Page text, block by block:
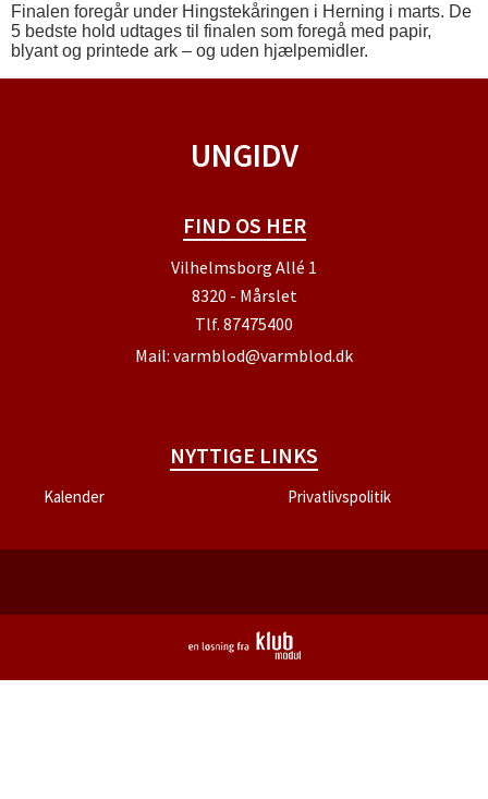
Finalen foregår under Hingstekåringen i Herning i marts. De
5 bedste hold udtages til finalen som foregå med papir,
blyant og printede ark – og uden hjælpemidler.
UNGIDV
FIND OS HER
Vilhelmsborg Allé 1
8320 - Mårslet
Tlf. 87475400
Mail: varmblod@varmblod.dk
NYTTIGE LINKS
Kalender Privatlivspolitik